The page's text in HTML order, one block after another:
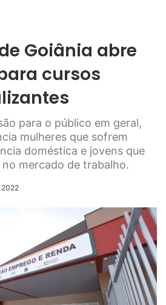
Goiânia abre
cursos
para o público em geral,
mulheres que sofrem
doméstica e jovens que
mercado de trabalho.
2022